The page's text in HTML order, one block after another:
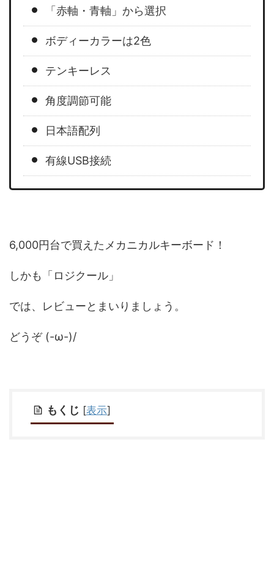
「赤軸・青軸」から選択
ボディーカラーは2色
テンキーレス
角度調節可能
日本語配列
有線USB接続
6,000円台で買えたメカニカルキーボード！
しかも「ロジクール」
では、レビューとまいりましょう。
どうぞ (-ω-)/
もくじ [表示]